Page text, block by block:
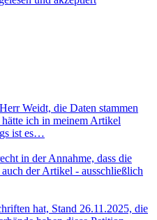
Weidt, die Daten stammen
ich in meinem Artikel
ist es…
in der Annahme, dass die
der Artikel - ausschließlich
hat, Stand 26.11.2025, die